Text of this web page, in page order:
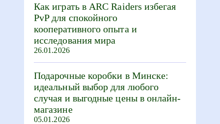
Как играть в ARC Raiders избегая
PvP для спокойного
кооперативного опыта и
исследования мира
26.01.2026
Подарочные коробки в Минске:
идеальный выбор для любого
случая и выгодные цены в онлайн-
магазине
05.01.2026